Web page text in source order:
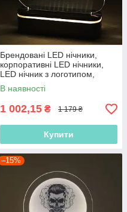
Брендовані LED нічники,
корпоративні LED нічники,
LED нічник з логотипом,
нічник з акумулятором
В наявності
1 002,15 ₴ 1 179 ₴
Купити
–15%